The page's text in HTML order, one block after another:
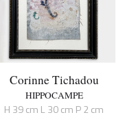
Corinne Tichadou
HIPPOCAMPE
H 39 cm L 30 cm P 2 cm